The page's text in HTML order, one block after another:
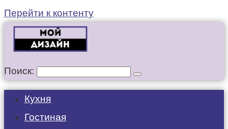
Перейти к контенту
Поиск:
Кухня
Гостиная